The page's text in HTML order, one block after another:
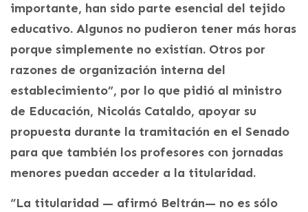
importante, han sido parte esencial del tejido
educativo. Algunos no pudieron tener más horas
porque simplemente no existían. Otros por
razones de organización interna del
establecimiento”, por lo que pidió al ministro
de Educación, Nicolás Cataldo, apoyar su
propuesta durante la tramitación en el Senado
para que también los profesores con jornadas
menores puedan acceder a la titularidad.
“La titularidad — afirmó Beltrán— no es sólo